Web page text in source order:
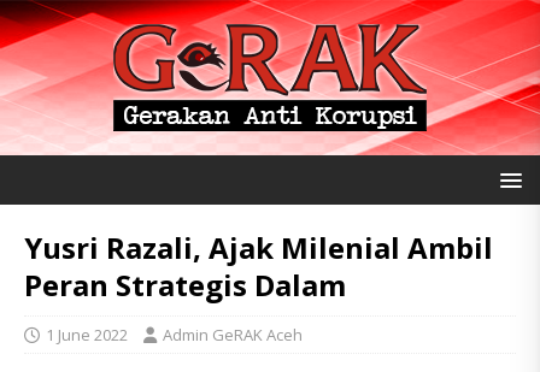
Yusri Razali, Ajak Milenial Ambil
Peran Strategis Dalam
1 June 2022 Admin GeRAK Aceh